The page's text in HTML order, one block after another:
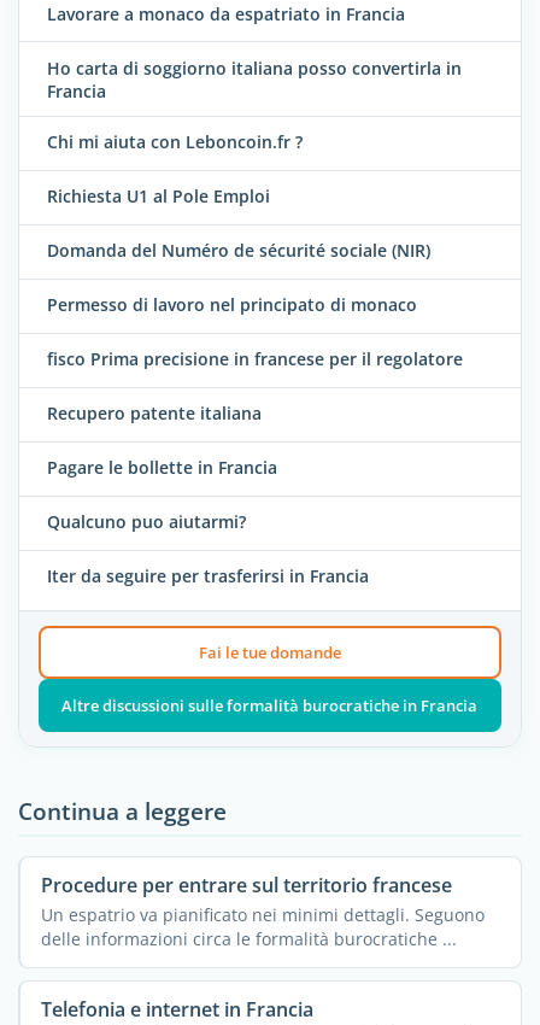
Lavorare a monaco da espatriato in Francia
Ho carta di soggiorno italiana posso convertirla in
Francia
Chi mi aiuta con Leboncoin.fr ?
Richiesta U1 al Pole Emploi
Domanda del Numéro de sécurité sociale (NIR)
Permesso di lavoro nel principato di monaco
fisco Prima precisione in francese per il regolatore
Recupero patente italiana
Pagare le bollette in Francia
Qualcuno puo aiutarmi?
Iter da seguire per trasferirsi in Francia
Fai le tue domande
Altre discussioni sulle formalità burocratiche in Francia
Continua a leggere
Procedure per entrare sul territorio francese
Un espatrio va pianificato nei minimi dettagli. Seguono
delle informazioni circa le formalità burocratiche ...
Telefonia e internet in Francia